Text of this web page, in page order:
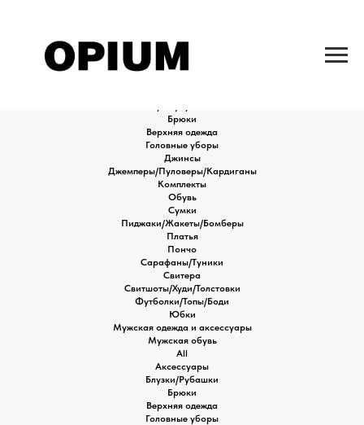
Брюки
Верхняя одежда
Головные уборы
Джинсы
Джемперы/Пуловеры/Кардиганы
Комплекты
Обувь
Сумки
Пиджаки/Жакеты/Бомберы
Платья
Пончо
Сарафаны/Туники
Свитера
Свитшоты/Худи/Толстовки
Футболки/Топы/Боди
Юбки
Мужская одежда и аксессуары
Мужская обувь
All
Аксессуары
Блузки/Рубашки
Брюки
Верхняя одежда
Головные уборы